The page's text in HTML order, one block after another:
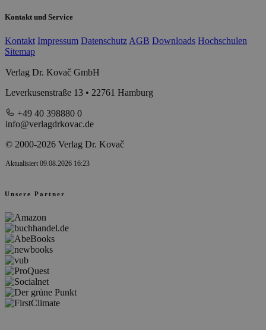
Kontakt und Service
Kontakt Impressum Datenschutz AGB Downloads Hochschulen
Sitemap
Verlag Dr. Kovač GmbH
Leverkusenstraße 13 • 22761 Hamburg
+49 40 398880 0
info@verlagdrkovac.de
© 2000-2026 Verlag Dr. Kovač
Aktualisiert 09.08.2026 16:23
Unsere Partner